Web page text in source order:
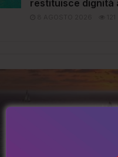
restituisce dignità